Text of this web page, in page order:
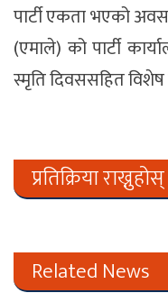
पार्टी एकता भएको
(एमाले) को पार्टी
स्मृति दिवससहित
प्रतिक्रिया राख्नुहोस्
Related News